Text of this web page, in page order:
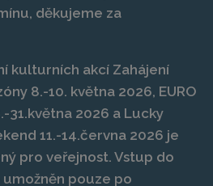
děkujeme za
kulturních akcí Zahájení
8.-10. května 2026, EURO
31.května 2026 a Lucky
11.-14.června 2026 je
pro veřejnost. Vstup do
pouze po